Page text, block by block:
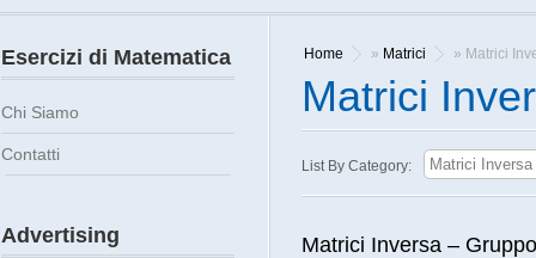
Home » Matrici » Matrici
Matrici
List By Category:
Matrici Inversa –
Esercizi di Matematica
Chi Siamo
Contatti
Advertising